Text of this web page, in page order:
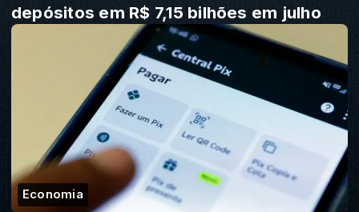
depósitos em R$ 7,15 bilhões em julho
Economia